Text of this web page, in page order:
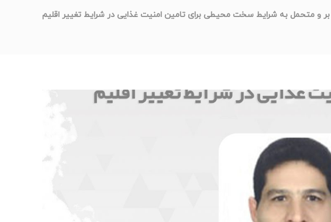
متحمل به شرایط سخت محیطی برای تامین امنیت غذایی در شرایط تغییر اقلیم